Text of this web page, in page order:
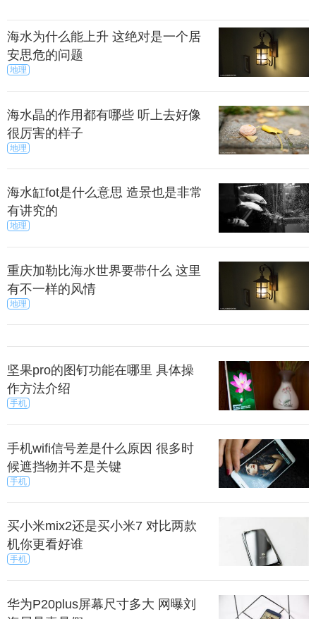
PRO 6 Plus在两个储存版本使用的Exynos 8890
处理器频率也不一样，128GB版使用的是2.3GHz的
Exynos 8890处理器，而64GB版本则使用2.0GHz的
间的差别应该是不用多说的吧？这两个版本的性
能表现都有很大的差别呢。
就是其他小细节上的问题了。
有数据交换功能，比如和佳能相机交换数据不行。这
让不少用户感到很是头疼。
就是cpu管理残废，玩游戏就算高游戏模式，依旧
仅等于四核处理器。这让游戏爱好者们很是伤心。
海水为什么能上升 这绝对是一个居
安思危的问题
地理
海水晶的作用都有哪些 听上去好像
很厉害的样子
地理
海水缸fot是什么意思 造景也是非常
有讲究的
地理
重庆加勒比海水世界要带什么 这里
有不一样的风情
地理
坚果pro的图钉功能在哪里 具体操
作方法介绍
手机
手机wifi信号差是什么原因 很多时
候遮挡物并不是关键
手机
买小米mix2还是买小米7 对比两款
机你更看好谁
手机
华为P20plus屏幕尺寸多大 网曝刘